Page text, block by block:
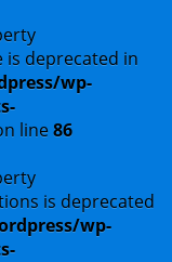
is deprecated in
wp-
line86
is deprecated
wp-